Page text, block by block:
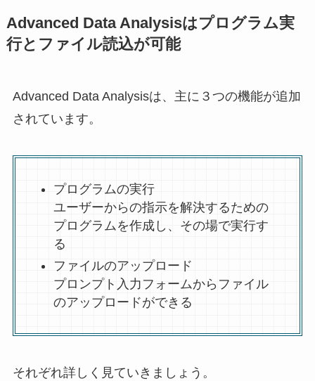
Advanced Data Analysisはプログラム実
行とファイル読込が可能
Advanced Data Analysisは、主に３つの機能が追加
されています。
プログラムの実行
ユーザーからの指示を解決するための
プログラムを作成し、その場で実行す
る
ファイルのアップロード
プロンプト入力フォームからファイル
のアップロードができる
それぞれ詳しく見ていきましょう。